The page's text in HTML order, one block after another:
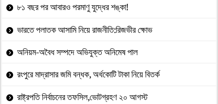
৮১ বছর পর আবারও পরমাণু যুদ্ধের শঙ্কা!
ভারতে পলাতক আসামি নিয়ে রাজনীতি:রিজভীর ক্ষোভ
অনিয়ম-অবৈধ সম্পদে অভিযুক্ত অনিমেষ পাল
রংপুরে মাদ্রাসার জমি বন্ধক, অর্ধকোটি টাকা নিয়ে বিতর্ক
রাষ্ট্রপতি নির্বাচনের তফসিল,ভোটগ্রহণ ২০ আগস্ট